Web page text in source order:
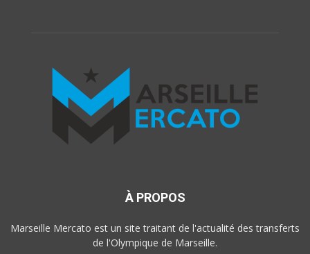
À PROPOS
Marseille Mercato est un site traitant de l'actualité des transferts
de l'Olympique de Marseille.